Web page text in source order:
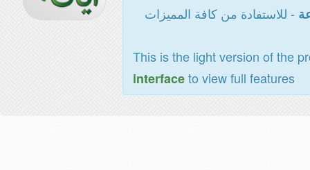
- للاستفادة من كافة المميزات
This is the light version of the
interfaceto view full features